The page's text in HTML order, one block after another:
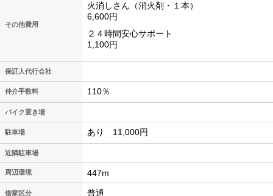
その他費用
火消しさん（消火剤・１本）
6,600円
２４時間安心サポート
1,100円
保証人代行会社
仲介手数料 110％
バイク置き場
駐車場 あり 11,000円
近隣駐車場
周辺環境 447m
借家区分 普通